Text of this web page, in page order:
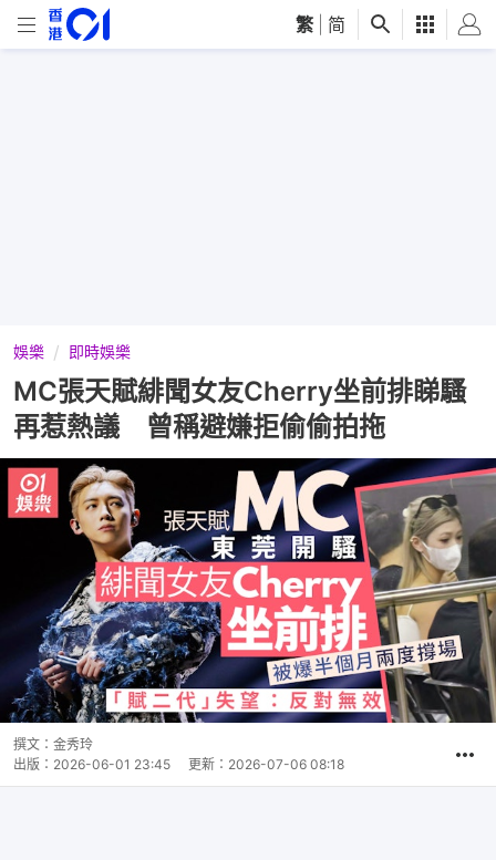
繁 简
娛樂 即時娛樂
MC張天賦緋聞女友Cherry坐前排睇騷
再惹熱議 曾稱避嫌拒偷偷拍拖
撰文： 金秀玲
出版： 2026-06-01 23:45 更新： 2026-07-06 08:18